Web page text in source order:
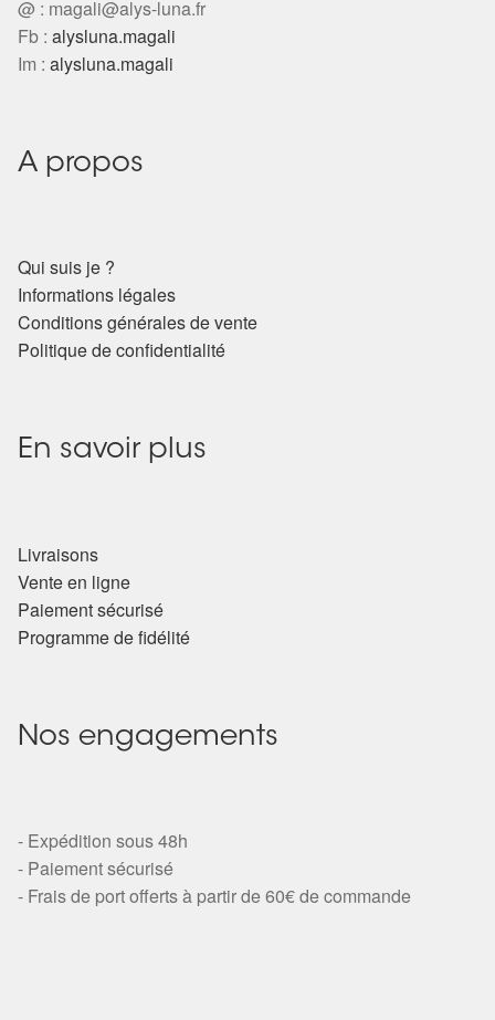
Arts Divinatoires : Percez les Mystères de l’Invisible
Protection énergétique : Trouvez votre bouclier
intérieur
Test — Quelle Gardienne ?
La roue de l’année
Commandes
Panier
@ : magali@alys-luna.fr
Fb : alysluna.magali
Im : alysluna.magali
A propos
Qui suis je ?
Informations légales
Conditions générales de vente
Politique de confidentialité
En savoir plus
Livraisons
Vente en ligne
Paiement sécurisé
Programme de fidélité
Nos engagements
- Expédition sous 48h
- Paiement sécurisé
- Frais de port offerts à partir de 60€ de commande